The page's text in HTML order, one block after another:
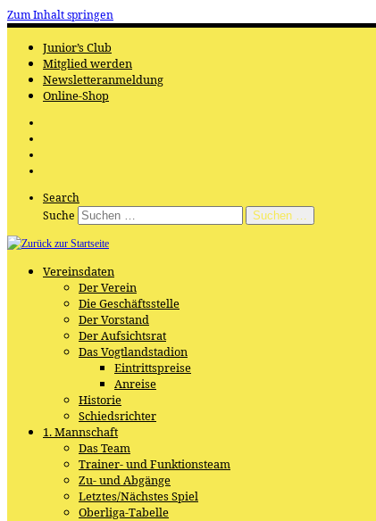
Zum Inhalt springen
Junior’s Club
Mitglied werden
Newsletteranmeldung
Online-Shop
Search
Suche
Suchen …
Vereinsdaten
Der Verein
Die Geschäftsstelle
Der Vorstand
Der Aufsichtsrat
Das Vogtlandstadion
Eintrittspreise
Anreise
Historie
Schiedsrichter
1. Mannschaft
Das Team
Trainer- und Funktionsteam
Zu- und Abgänge
Letztes/Nächstes Spiel
Oberliga-Tabelle